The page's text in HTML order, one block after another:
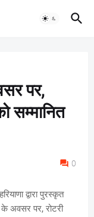
पर,
सम्मानित
0
द्वारा पुरस्कृत
के अवसर पर, रोटरी